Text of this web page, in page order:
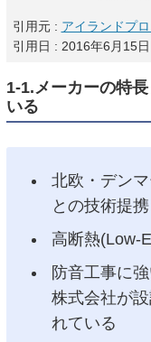
引用元 : アイランドプ
引用日 : 2016年6月15日
1-1.メーカーの特
いる
北欧・デン
との技術提携
高断熱(Low-
防音工事に
株式会社が
れている